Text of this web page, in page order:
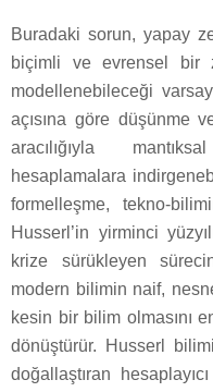
Buradaki sorun, yapay
biçimli ve evrensel bir
modellenebileceği
açısına göre düşünme
aracılığıyla
hesaplamalara
formelleşme, tekno-
Husserl’in yirminci
krize sürükleyen
modern bilimin naif,
kesin bir bilim olmasını
dönüştürür. Husserl
doğallaştıran